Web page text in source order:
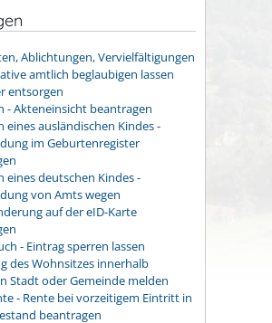
Ablichtungen, Vervielfältigungen
amtlich beglaubigen lassen
entsorgen
- Akteneinsicht beantragen
eines ausländischen Kindes -
im Geburtenregister
eines deutschen Kindes -
von Amts wegen
auf der eID-Karte
- Eintrag sperren lassen
des Wohnsitzes innerhalb
Stadt oder Gemeinde melden
- Rente bei vorzeitigem Eintritt in
beantragen